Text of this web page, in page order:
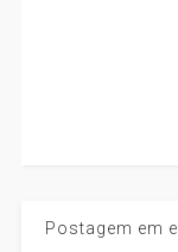
Postagem em